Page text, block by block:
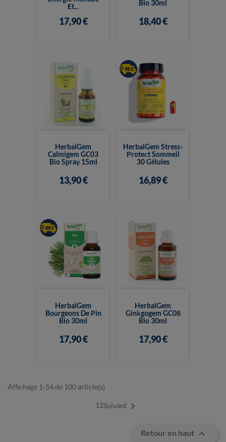
Et...
17,90 €
Bio 30ml
18,40 €
HerbalGem
Calmigem GC03
Bio Spray 15ml
13,90 €
HerbalGem Stress-
Protect Sommeil
30 Gélules
16,89 €
HerbalGem
Bourgeons De Pin
Bio 30ml
17,90 €
HerbalGem
Ginkgogem GC08
Bio 30ml
17,90 €
Affichage 1-54 de 100 article(s)
12Suivant
Retour en haut 